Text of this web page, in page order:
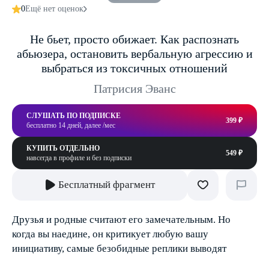
0Ещё нет оценок
Не бьет, просто обижает. Как распознать
абьюзера, остановить вербальную агрессию и
выбраться из токсичных отношений
Патрисия Эванс
СЛУШАТЬ ПО ПОДПИСКЕ
бесплатно 14 дней, далее /мес
399 ₽
КУПИТЬ ОТДЕЛЬНО
навсегда в профиле и без подписки
549 ₽
Бесплатный фрагмент
Друзья и родные считают его замечательным. Но
когда вы наедине, он критикует любую вашу
инициативу, самые безобидные реплики выводят